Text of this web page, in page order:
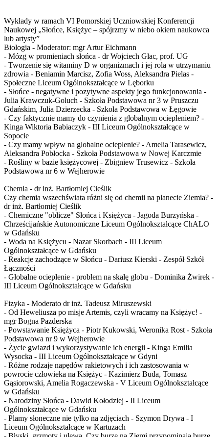
Wykłady w ramach VI Pomorskiej Uczniowskiej Konferencji
Naukowej „Słońce, Księżyc – spójrzmy w niebo okiem naukowca
lub artysty”
Biologia - Moderator: mgr Artur Eichmann
- Mózg w promieniach słońca - dr Wojciech Glac, prof. UG
- Tworzenie się witaminy D w organizmach i jej rola w utrzymaniu
zdrowia - Beniamin Marcisz, Zofia Woss, Aleksandra Pielas -
Społeczne Liceum Ogólnokształcące w Lęborku
- Słońce - negatywne i pozytywne aspekty jego funkcjonowania -
Julia Krawczuk-Goluch - Szkoła Podstawowa nr 3 w Pruszczu
Gdańskim, Julia Dzierzecka - Szkoła Podstawowa w Łęgowie
- Czy faktycznie mamy do czynienia z globalnym ociepleniem? -
Kinga Wiktoria Babiaczyk - III Liceum Ogólnokształcące w
Sopocie
- Czy mamy wpływ na globalne ocieplenie? - Amelia Tarasewicz,
Aleksandra Pobłocka - Szkoła Podstawowa w Nowej Karczmie
- Rośliny w bazie księżycowej - Zbigniew Trusewicz - Szkoła
Podstawowa nr 6 w Wejherowie
Chemia - dr inż. Bartłomiej Cieślik
Czy chemia wszechświata różni się od chemii na planecie Ziemia? -
dr inż. Bartłomiej Cieślik
- Chemiczne "oblicze" Słońca i Księżyca - Jagoda Burzyńska -
Chrześcijańskie Autonomiczne Liceum Ogólnokształcące ChALO
w Gdańsku
- Woda na Księżycu - Nazar Skorbach - III Liceum
Ogólnokształcące w Gdańsku
- Reakcje zachodzące w Słońcu - Dariusz Kierski - Zespół Szkół
Łączności
- Globalne ocieplenie - problem na skalę globu - Dominika Żwirek -
III Liceum Ogólnokształcące w Gdańsku
Fizyka - Moderato dr inż. Tadeusz Miruszewski
- Od Heweliusza po misje Artemis, czyli wracamy na Księżyc! -
mgr Bogna Pazderska
- Powstawanie Księżyca - Piotr Kukowski, Weronika Rost - Szkoła
Podstawowa nr 9 w Wejherowie
- Życie gwiazd i wykorzystywanie ich energii - Kinga Emilia
Wysocka - III Liceum Ogólnokształcące w Gdyni
- Różne rodzaje napędów rakietowych i ich zastosowania w
powrocie człowieka na Księżyc - Kazimierz Buda, Tomasz
Gąsiorowski, Amelia Rogaczewska - V Liceum Ogólnokształcące
w Gdańsku
- Narodziny Słońca - Dawid Kołodziej - II Liceum
Ogólnokształcące w Gdańsku
- Plamy słoneczne nie tylko na zdjęciach - Szymon Drywa - I
Liceum Ogólnokształcące w Kartuzach